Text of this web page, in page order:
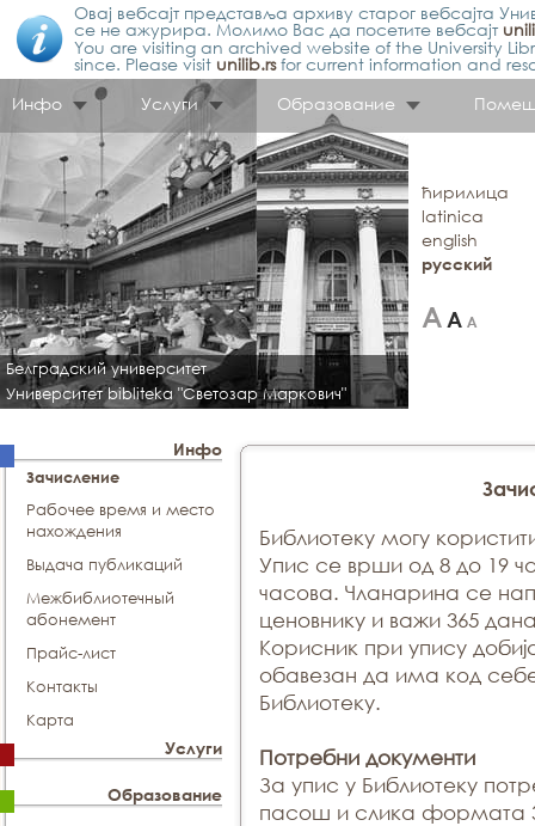
Овај вебсајт представља архиву старог вебсајта
се не ажурира. Молимо Вас да посетите вебсајт
You are visiting an archived website of the University
since. Please visit unilib.rsfor current information and
Инфо
Услуги Образование
Белградский университет
Университет bibliteka "Светозар Маркович"
ћирилица
latinica
english
русский
Инфо
Зачисление
Рабочее время и место
нахождения
Выдача публикаций
Межбиблиотечный
абонемент
Прайс-лист
Контакты
Карта
Услуги
Образование
Библиотеку могу
Упис се врши од 8 до 19
часова. Чланарина се
ценовнику и важи 365
Корисник при упису
обавезан да има код
Библиотеку.
Потребни документи
За упис у Библиотеку
пасош и слика формата